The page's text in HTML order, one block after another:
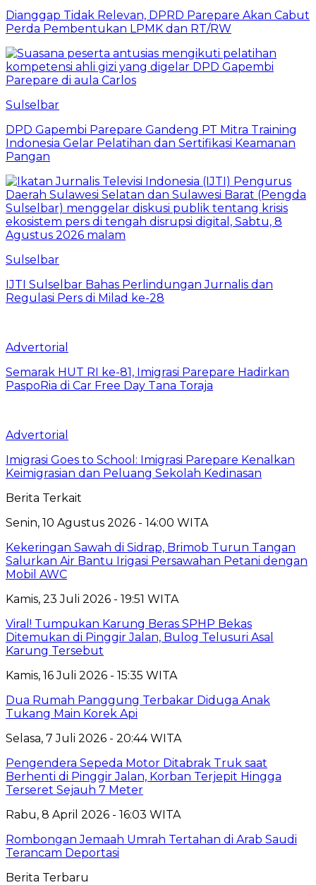
Dianggap Tidak Relevan, DPRD Parepare Akan Cabut
Perda Pembentukan LPMK dan RT/RW
Sulselbar
DPD Gapembi Parepare Gandeng PT Mitra Training
Indonesia Gelar Pelatihan dan Sertifikasi Keamanan
Pangan
Sulselbar
IJTI Sulselbar Bahas Perlindungan Jurnalis dan
Regulasi Pers di Milad ke-28
Advertorial
Semarak HUT RI ke-81, Imigrasi Parepare Hadirkan
PaspoRia di Car Free Day Tana Toraja
Advertorial
Imigrasi Goes to School: Imigrasi Parepare Kenalkan
Keimigrasian dan Peluang Sekolah Kedinasan
Berita Terkait
Senin, 10 Agustus 2026 - 14:00 WITA
Kekeringan Sawah di Sidrap, Brimob Turun Tangan
Salurkan Air Bantu Irigasi Persawahan Petani dengan
Mobil AWC
Kamis, 23 Juli 2026 - 19:51 WITA
Viral! Tumpukan Karung Beras SPHP Bekas
Ditemukan di Pinggir Jalan, Bulog Telusuri Asal
Karung Tersebut
Kamis, 16 Juli 2026 - 15:35 WITA
Dua Rumah Panggung Terbakar Diduga Anak
Tukang Main Korek Api
Selasa, 7 Juli 2026 - 20:44 WITA
Pengendera Sepeda Motor Ditabrak Truk saat
Berhenti di Pinggir Jalan, Korban Terjepit Hingga
Terseret Sejauh 7 Meter
Rabu, 8 April 2026 - 16:03 WITA
Rombongan Jemaah Umrah Tertahan di Arab Saudi
Terancam Deportasi
Berita Terbaru